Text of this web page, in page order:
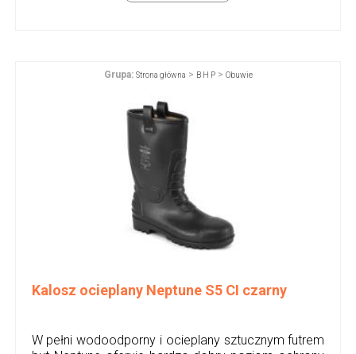
Grupa: Strona główna > B H P> Obuwie
Kalosz ocieplany Neptune S5 CI czarny
W pełni wodoodporny i ocieplany sztucznym futrem